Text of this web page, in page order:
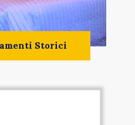
Storici